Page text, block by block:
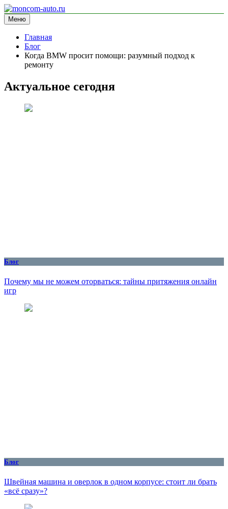
Перейти
к
содержимому
moncom-auto.ru
блог про автомобили
Меню
Главная
Блог
Когда BMW просит помощи: разумный подход к
ремонту
Актуальное сегодня
Блог
Почему мы не можем оторваться: тайны притяжения онлайн
игр
Блог
Швейная машина и оверлок в одном корпусе: стоит ли брать
«всё сразу»?